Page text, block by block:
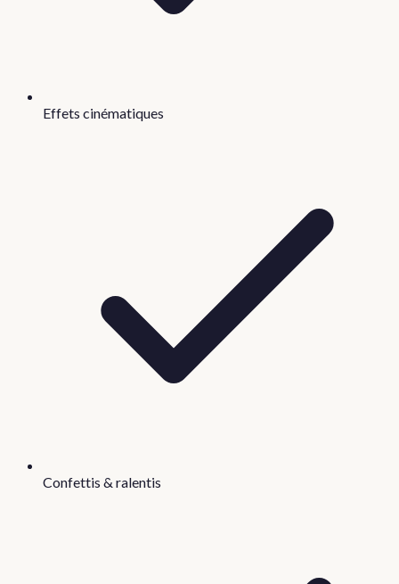
Effets cinématiques
Confettis & ralentis